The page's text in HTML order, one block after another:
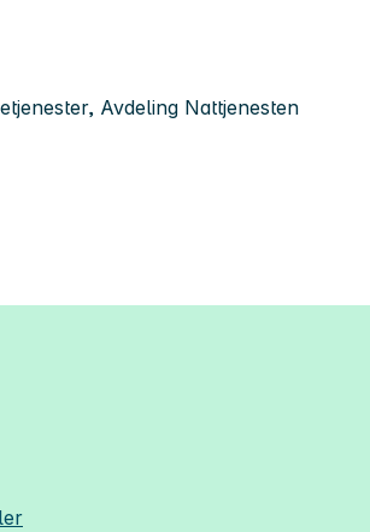
Avdeling Nattjenesten